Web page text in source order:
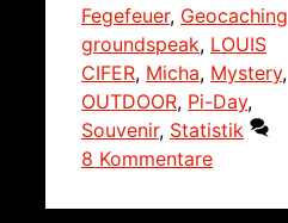
Fegefeuer, Geocaching
groundspeak, LOUIS
CIFER, Micha, Mystery,
OUTDOOR, Pi-Day,
Souvenir, Statistik
8 Kommentare